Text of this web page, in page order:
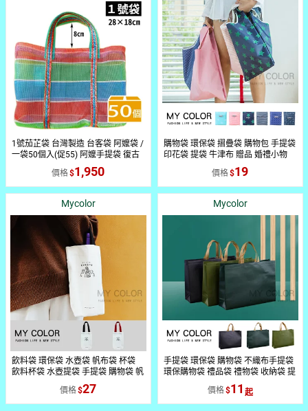
1號茄芷袋 台灣製造 台客袋 阿嬤袋 /
一袋50個入(促55) 阿嬤手提袋 復古
手提袋 MIT 台灣LV 尼龍袋 TW 傳統
價格 1,950
購物袋 環保袋 摺疊袋 購物包 手提袋
印花袋 提袋 牛津布 贈品 婚禮小物
環保提袋 便利袋 袋子 可折疊 環保購
物袋♚MY COLOR♚【B044】
價格 19
Mycolor
飲料袋 環保袋 水壺袋 帆布袋 杯袋
飲料杯袋 水壺提袋 手提袋 購物袋 帆
布包 保溫瓶 保溫杯 環保杯 文青 水
杯袋 杯套 大容量 帆布飲料提袋♚MY
COLOR♚【A022-1】
價格 27
Mycolor
手提袋 環保袋 購物袋 不織布手提袋
環保購物袋 禮品袋 禮物袋 收納袋 提
袋 日系 手提環保袋♚MY
COLOR♚【Z162】
價格 11